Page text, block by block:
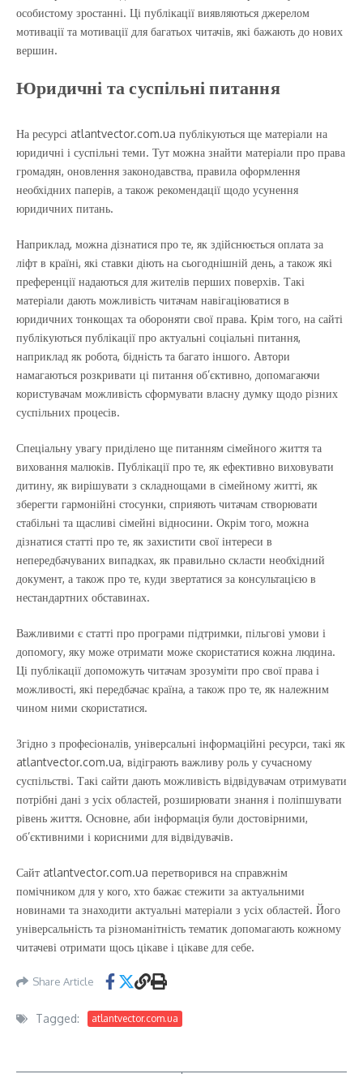
особистому зростанні. Ці публікації виявляються джерелом
мотивації та мотивації для багатьох читачів, які бажають до нових
вершин.
Юридичні та суспільні питання
На ресурсі atlantvector.com.ua публікуються ще матеріали на
юридичні і суспільні теми. Тут можна знайти матеріали про права
громадян, оновлення законодавства, правила оформлення
необхідних паперів, а також рекомендації щодо усунення
юридичних питань.
Наприклад, можна дізнатися про те, як здійснюється оплата за
ліфт в країні, які ставки діють на сьогоднішній день, а також які
преференції надаються для жителів перших поверхів. Такі
матеріали дають можливість читачам навігаціюватися в
юридичних тонкощах та обороняти свої права. Крім того, на сайті
публікуються публікації про актуальні соціальні питання,
наприклад як робота, бідність та багато іншого. Автори
намагаються розкривати ці питання об’єктивно, допомагаючи
користувачам можливість сформувати власну думку щодо різних
суспільних процесів.
Спеціальну увагу приділено ще питанням сімейного життя та
виховання малюків. Публікації про те, як ефективно виховувати
дитину, як вирішувати з складнощами в сімейному житті, як
зберегти гармонійні стосунки, сприяють читачам створювати
стабільні та щасливі сімейні відносини. Окрім того, можна
дізнатися статті про те, як захистити свої інтереси в
непередбачуваних випадках, як правильно скласти необхідний
документ, а також про те, куди звертатися за консультацією в
нестандартних обставинах.
Важливими є статті про програми підтримки, пільгові умови і
допомогу, яку може отримати може скористатися кожна людина.
Ці публікації допоможуть читачам зрозуміти про свої права і
можливості, які передбачає країна, а також про те, як належним
чином ними скористатися.
Згідно з професіоналів, універсальні інформаційні ресурси, такі як
atlantvector.com.ua, відіграють важливу роль у сучасному
суспільстві. Такі сайти дають можливість відвідувачам отримувати
потрібні дані з усіх областей, розширювати знання і поліпшувати
рівень життя. Основне, аби інформація були достовірними,
об’єктивними і корисними для відвідувачів.
Сайт atlantvector.com.ua перетворився на справжнім
помічником для у кого, хто бажає стежити за актуальними
новинами та знаходити актуальні матеріали з усіх областей. Його
універсальність та різноманітність тематик допомагають кожному
читачеві отримати щось цікаве і цікаве для себе.
Share Article
Tagged: atlantvector.com.ua